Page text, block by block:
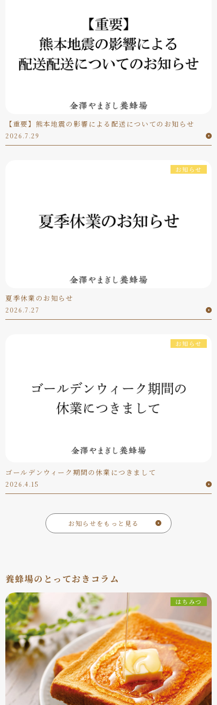
【重要】熊本地震の影響による配送についてのお知らせ
2026.7.29
お知らせ
夏季休業のお知らせ
2026.7.27
お知らせ
ゴールデンウィーク期間の休業につきまして
2026.4.15
お知らせをもっと見る
養蜂場のとっておきコラム
はちみつ